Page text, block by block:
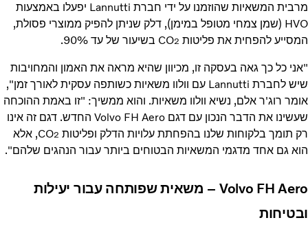
מרבית המשאיות שהוזמנו על ידי חברת Lannutti יפעלו באמצעות
HVO (שמן צמחי מטופל במימן), דלק שניתן להפיק ממוצרי פסולת,
המסייע להפחית את פליטות CO 2 בשיעור של עד 90%.
"אני כל כך גאה בעסקה זו, מכיוון שהיא מראה את האמון והמחויבות
שיש לחברת Lannutti עם וולוו משאיות כשותפה עסקית לאורך זמן",
אומר רוג'ר אלם, נשיא וולוו משאיות. והוא ממשיך: "זו באמת ההוכחה
שעשינו את הדבר הנכון עם דגם Volvo FH Aero החדש. דגם זה אינו
רק תומך בלקוחות שלנו בהפחתת עלויות הדלק ופליטות CO 2
, אלא
הוא גם אחד מדגמי המשאיות הבטוחים ביותר עבור הנהגים שלהם".
Volvo FH Aero – משאית שפותחה עבור יעילות
ובטיחות